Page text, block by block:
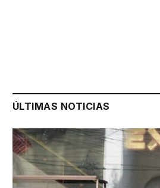
ÚLTIMAS NOTICIAS